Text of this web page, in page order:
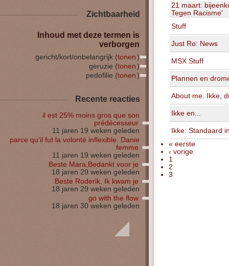
21 maart:
Tegen Racisme'
Stuff
Just Ro: News
MSX Stuff
Plannen en
About me. Ikke,
Ikke en...
Ikke: Standaard
« eerste
‹ vorige
1
2
3
Zichtbaarheid
Inhoud met deze termen is
verborgen
gericht/kort/onbelangrijk (tonen )
geruzie (tonen )
pedofilie (tonen )
Recente reacties
il est 25% moins gros que son
prédécesseur
11 jaren 19 weken geleden
parce qu'il fut la volonté inflexible. Danie
femme
11 jaren 19 weken geleden
Beste Mara,Bedankt voor je
18 jaren 29 weken geleden
Beste Roderik, Ik kwam je
18 jaren 29 weken geleden
go with the flow
18 jaren 30 weken geleden